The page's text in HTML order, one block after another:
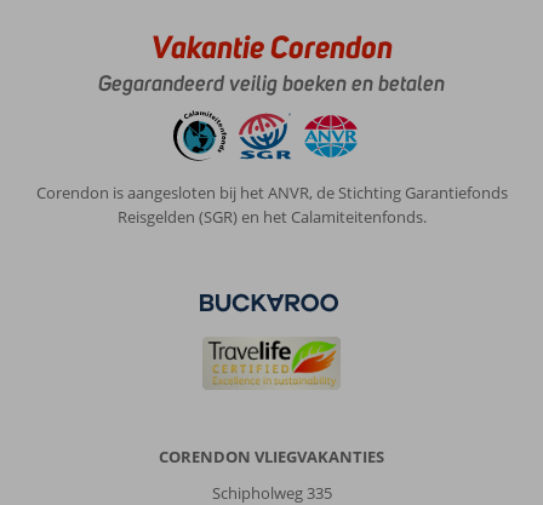
Vakantie Corendon
Gegarandeerd veilig boeken en betalen
Corendon is aangesloten bij het ANVR, de Stichting Garantiefonds
Reisgelden (SGR) en het Calamiteitenfonds.
CORENDON VLIEGVAKANTIES
Schipholweg 335